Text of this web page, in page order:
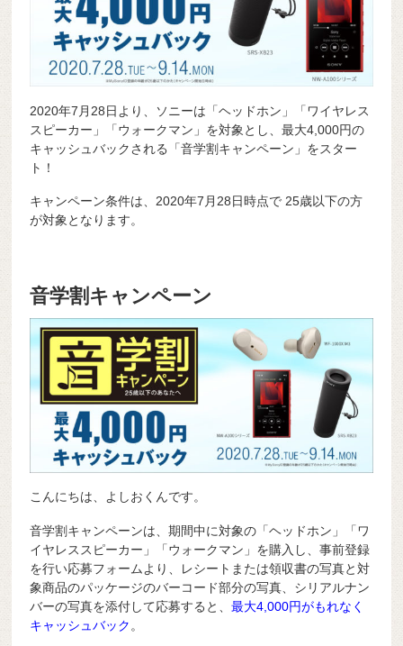
2020年7月28日より、ソニーは「ヘッドホン」「ワイヤレス
スピーカー」「ウォークマン」を対象とし、最大4,000円の
キャッシュバックされる「音学割キャンペーン」をスター
ト！
キャンペーン条件は、2020年7月28日時点で 25歳以下の方
が対象となります。
音学割キャンペーン
こんにちは、よしおくんです。
音学割キャンペーンは、期間中に対象の「ヘッドホン」「ワ
イヤレススピーカー」「ウォークマン」を購入し、事前登録
を行い応募フォームより、レシートまたは領収書の写真と対
象商品のパッケージのバーコード部分の写真、シリアルナン
バーの写真を添付して応募すると、最大4,000円がもれなく
キャッシュバック 。